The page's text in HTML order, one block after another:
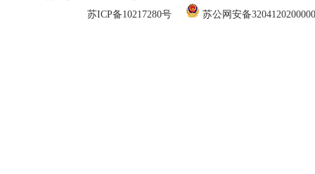
苏ICP备10217280号
苏公网安备